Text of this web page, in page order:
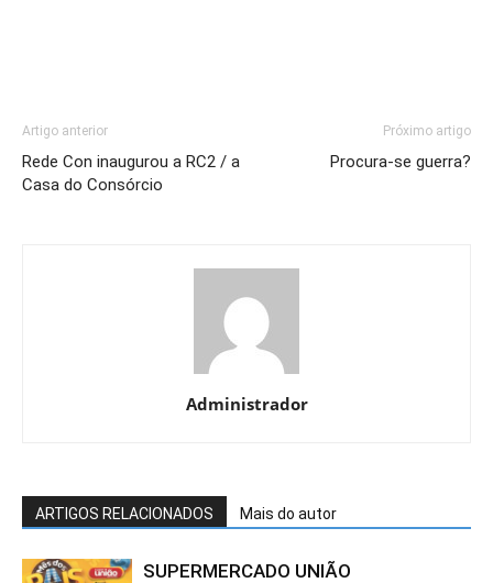
Artigo anterior
Rede Con inaugurou a RC2 / a
Casa do Consórcio
Próximo artigo
Procura-se guerra?
Administrador
ARTIGOS RELACIONADOS Mais do autor
SUPERMERCADO UNIÃO